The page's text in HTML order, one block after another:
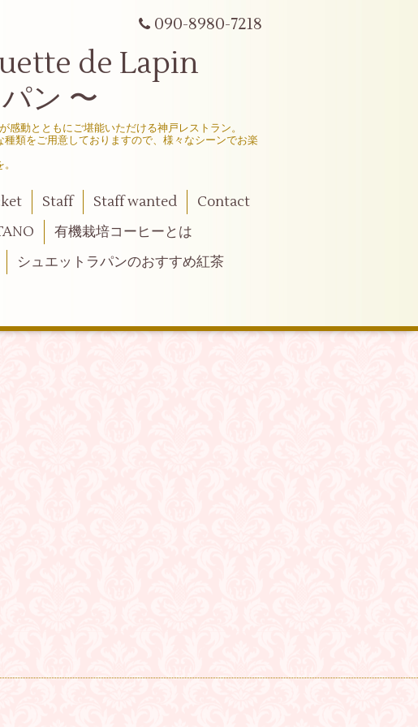
090-8980-7218
de Lapin
〜
動とともにご堪能いただける神戸レストラン。
類をご用意しておりますので、様々なシーンでお楽
Staff Staff wanted
Contact
有機栽培コーヒーとは
シュエットラパンのおすすめ紅茶